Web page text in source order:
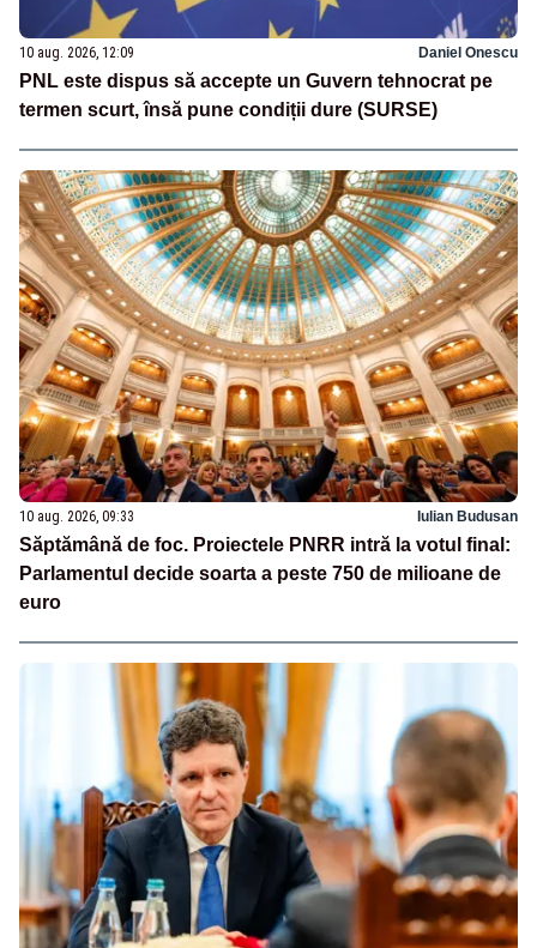
10 aug. 2026, 12:09 Daniel Onescu
PNL este dispus să accepte un Guvern tehnocrat pe
termen scurt, însă pune condiții dure (SURSE)
10 aug. 2026, 09:33 Iulian Budusan
Săptămână de foc. Proiectele PNRR intră la votul final:
Parlamentul decide soarta a peste 750 de milioane de
euro